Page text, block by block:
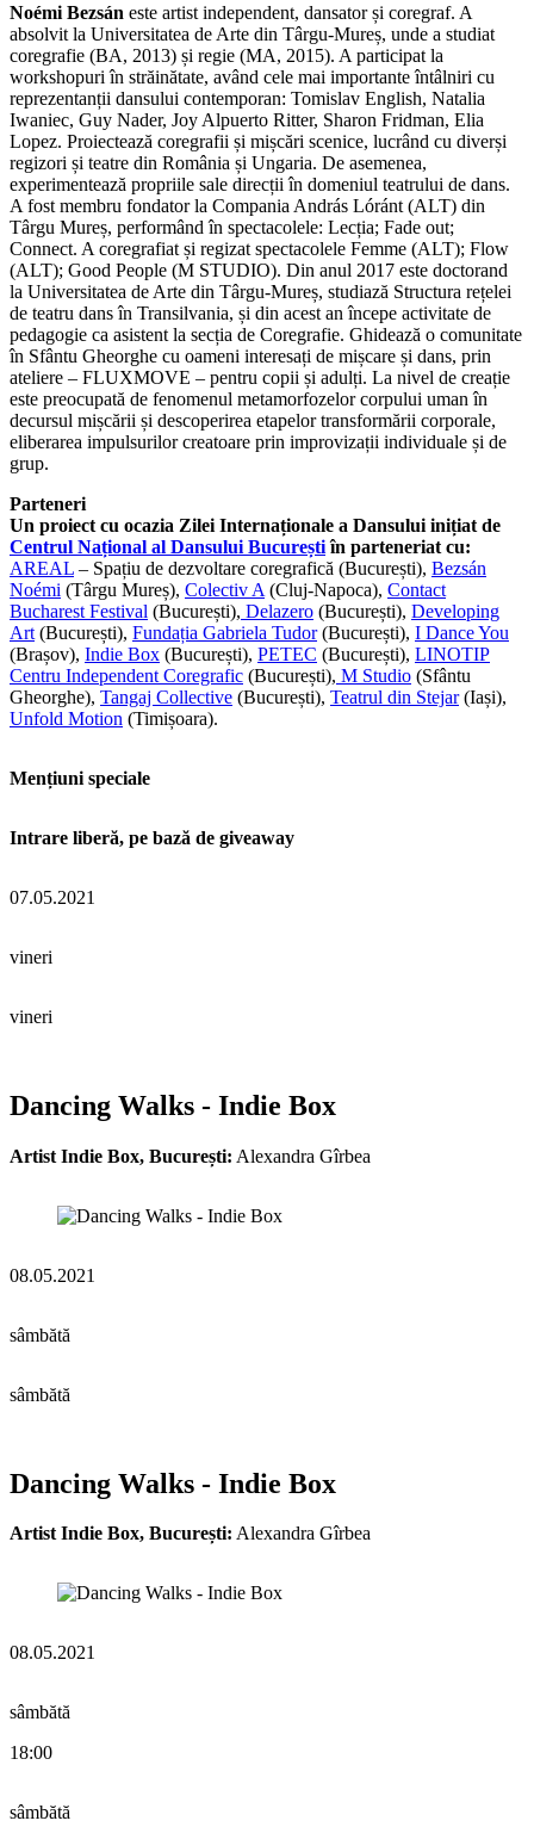
Noémi Bezsán este artist independent, dansator și coregraf. A
absolvit la Universitatea de Arte din Târgu-Mureș, unde a studiat
coregrafie (BA, 2013) și regie (MA, 2015). A participat la
workshopuri în străinătate, având cele mai importante întâlniri cu
reprezentanții dansului contemporan: Tomislav English, Natalia
Iwaniec, Guy Nader, Joy Alpuerto Ritter, Sharon Fridman, Elia
Lopez. Proiectează coregrafii și mișcări scenice, lucrând cu diverși
regizori și teatre din România și Ungaria. De asemenea,
experimentează propriile sale direcții în domeniul teatrului de dans.
A fost membru fondator la Compania András Lóránt (ALT) din
Târgu Mureș, performând în spectacolele: Lecția; Fade out;
Connect. A coregrafiat și regizat spectacolele Femme (ALT); Flow
(ALT); Good People (M STUDIO). Din anul 2017 este doctorand
la Universitatea de Arte din Târgu-Mureș, studiază Structura rețelei
de teatru dans în Transilvania, și din acest an începe activitate de
pedagogie ca asistent la secția de Coregrafie. Ghidează o comunitate
în Sfântu Gheorghe cu oameni interesați de mișcare și dans, prin
ateliere – FLUXMOVE – pentru copii și adulți. La nivel de creație
este preocupată de fenomenul metamorfozelor corpului uman în
decursul mișcării și descoperirea etapelor transformării corporale,
eliberarea impulsurilor creatoare prin improvizații individuale și de
grup.
Parteneri
Un proiect cu ocazia Zilei Internaționale a Dansului inițiat de
Centrul Național al Dansului Bucureștiîn parteneriat cu:
AREAL – Spațiu de dezvoltare coregrafică (București), Bezsán
Noémi (Târgu Mureș), Colectiv A (Cluj-Napoca), Contact
Bucharest Festival (București), Delazero (București), Developing
Art (București), Fundația Gabriela Tudor(București), I Dance You
(Brașov), Indie Box (București), PETEC (București), LINOTIP
Centru Independent Coregrafic (București), M Studio (Sfântu
Gheorghe), Tangaj Collective (București), Teatrul din Stejar(Iași),
Unfold Motion (Timișoara).
Mențiuni speciale
Intrare liberă, pe bază de giveaway
07.05.2021
vineri
vineri
Dancing Walks - Indie Box
Artist Indie Box, București: Alexandra Gîrbea
08.05.2021
sâmbătă
sâmbătă
Dancing Walks - Indie Box
Artist Indie Box, București: Alexandra Gîrbea
08.05.2021
sâmbătă
18:00
sâmbătă